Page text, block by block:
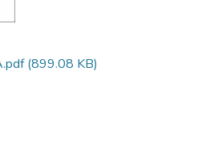
(899.08 KB)